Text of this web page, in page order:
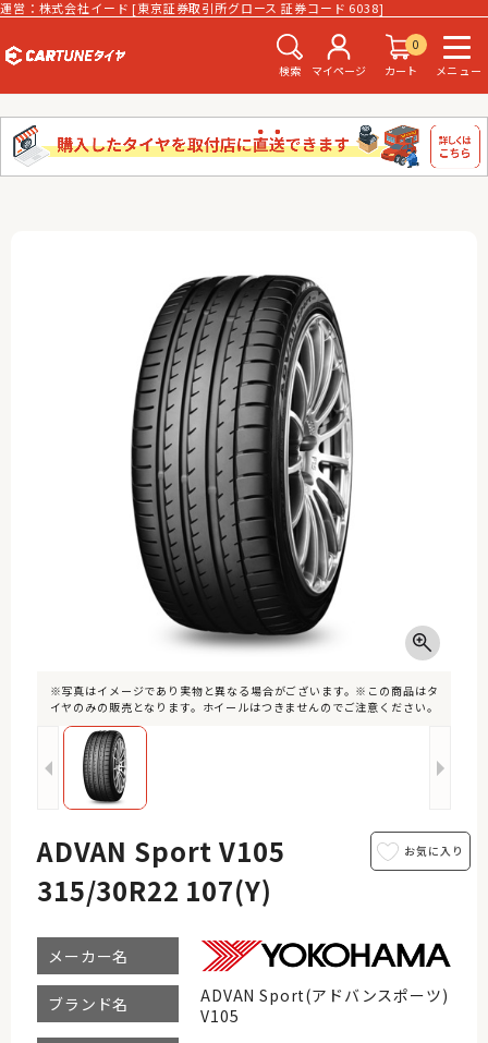
運営：株式会社イード [東京証券取引所グロース 証券コード 6038]
検索 マイページ
0
カート
メニュー
※写真はイメージであり実物と異なる場合がございます。※この商品はタ
イヤのみの販売となります。ホイールはつきませんのでご注意ください。
ADVAN Sport V105
315/30R22 107(Y)
メーカー名
ブランド名
ADVAN Sport(アドバンスポーツ)
V105